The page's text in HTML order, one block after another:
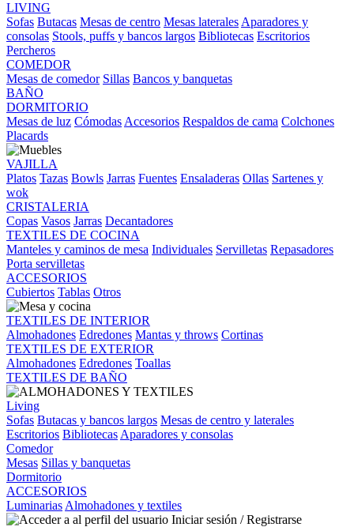
LIVING
Sofas Butacas Mesas de centro Mesas laterales Aparadores y
consolas Stools, puffs y bancos largos Bibliotecas Escritorios
Percheros
COMEDOR
Mesas de comedor Sillas Bancos y banquetas
BAÑO
DORMITORIO
Mesas de luz Cómodas Accesorios Respaldos de cama Colchones
Placards
VAJILLA
Platos Tazas Bowls Jarras Fuentes Ensaladeras Ollas Sartenes y
wok
CRISTALERIA
Copas Vasos Jarras Decantadores
TEXTILES DE COCINA
Manteles y caminos de mesa Individuales Servilletas Repasadores
Porta servilletas
ACCESORIOS
Cubiertos Tablas Otros
TEXTILES DE INTERIOR
Almohadones Edredones Mantas y throws Cortinas
TEXTILES DE EXTERIOR
Almohadones Edredones Toallas
TEXTILES DE BAÑO
Living
Sofas Butacas y bancos largos Mesas de centro y laterales
Escritorios Bibliotecas Aparadores y consolas
Comedor
Mesas Sillas y banquetas
Dormitorio
ACCESORIOS
Luminarias Almohadones y textiles
Iniciar sesión / Registrarse